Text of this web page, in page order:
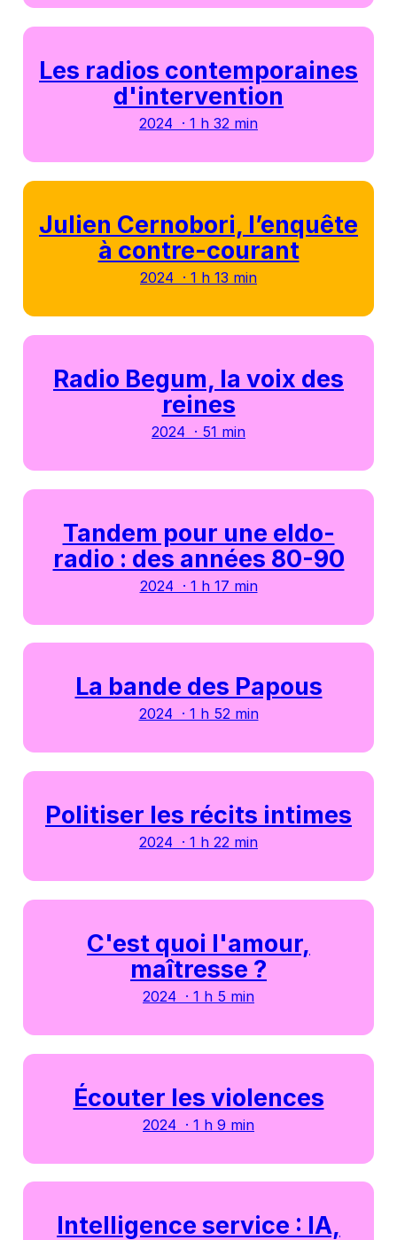
Les radios contemporaines
d'intervention
2024 · 1 h 32 min
Julien Cernobori, l’enquête
à contre-courant
2024 · 1 h 13 min
Radio Begum, la voix des
reines
2024 · 51 min
Tandem pour une eldo-
radio : des années 80-90
2024 · 1 h 17 min
La bande des Papous
2024 · 1 h 52 min
Politiser les récits intimes
2024 · 1 h 22 min
C'est quoi l'amour,
maîtresse ?
2024 · 1 h 5 min
Écouter les violences
2024 · 1 h 9 min
Intelligence service : IA,